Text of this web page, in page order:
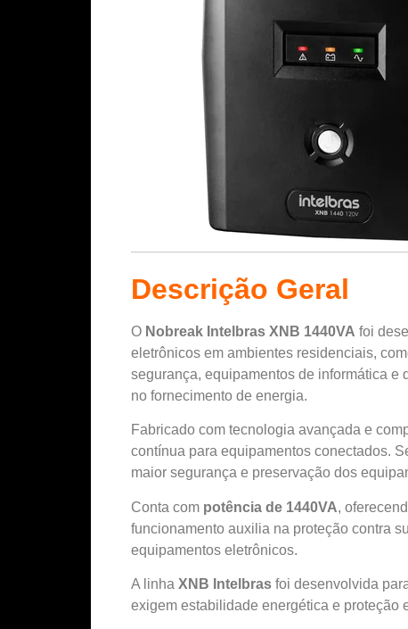
Descrição Geral
O Nobreak Intelbras XNB 1440VA foi
eletrônicos em ambientes residenciais,
segurança, equipamentos de informática
no fornecimento de energia.
Fabricado com tecnologia avançada e
contínua para equipamentos conectados.
maior segurança e preservação dos
Conta com potência de 1440VA,
funcionamento auxilia na proteção contra
equipamentos eletrônicos.
A linha XNB Intelbras foi desenvolvida
exigem estabilidade energética e proteção